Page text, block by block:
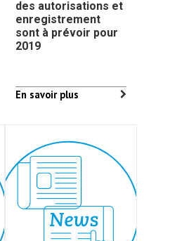
des autorisations et
enregistrement
sont à prévoir pour
2019
En savoir plus